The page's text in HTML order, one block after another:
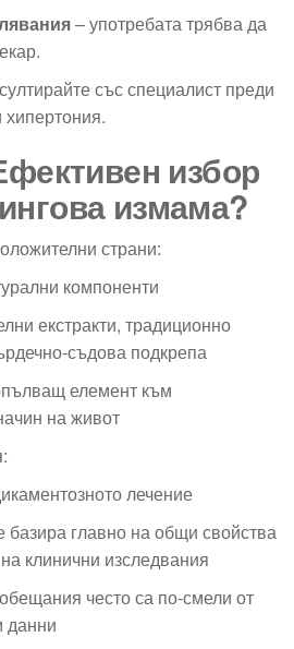
– употребата трябва да
със специалист преди
избор
измама?
страни:
компоненти
екстракти, традиционно
съдова подкрепа
елемент към
на живот
лечение
базира главно на общи свойства
клинични изследвания
често са по-смели от
данни